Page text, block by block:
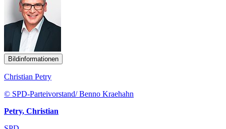
Bildinformationen
Christian Petry
© SPD-Parteivorstand/ Benno Kraehahn
Petry, Christian